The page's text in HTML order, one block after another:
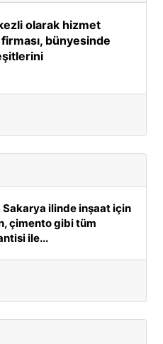
olarak hizmet
bünyesinde
Sakarya ilinde inşaat için
çimento gibi tüm
ile...